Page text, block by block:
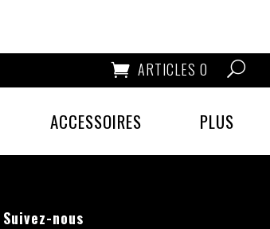
ARTICLES 0
ACCESSOIRES PLUS
Suivez-nous